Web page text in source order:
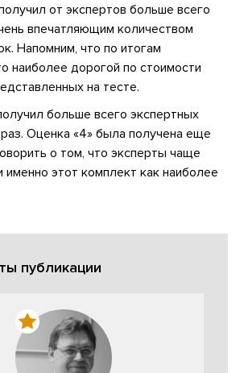
от экспертов больше всего
впечатляющим количеством
Напомним, что по итогам
наиболее дорогой по стоимости
на тесте.
больше всего экспертных
Оценка «4» была получена еще
о том, что эксперты чаще
именно этот комплект как наиболее
публикации